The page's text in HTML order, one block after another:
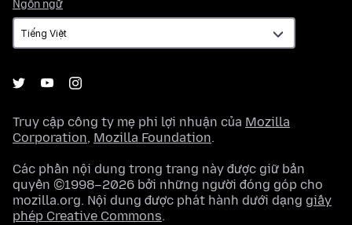
Ngôn ngữ
ngữ
Truy cập công ty mẹ phi lợi nhuận của Mozilla
Corporation, Mozilla Foundation.
Các phần nội dung trong trang này được giữ bản
quyền ©1998–2026 bởi những người đóng góp cho
mozilla.org. Nội dung được phát hành dưới dạng giấy
phép Creative Commons.